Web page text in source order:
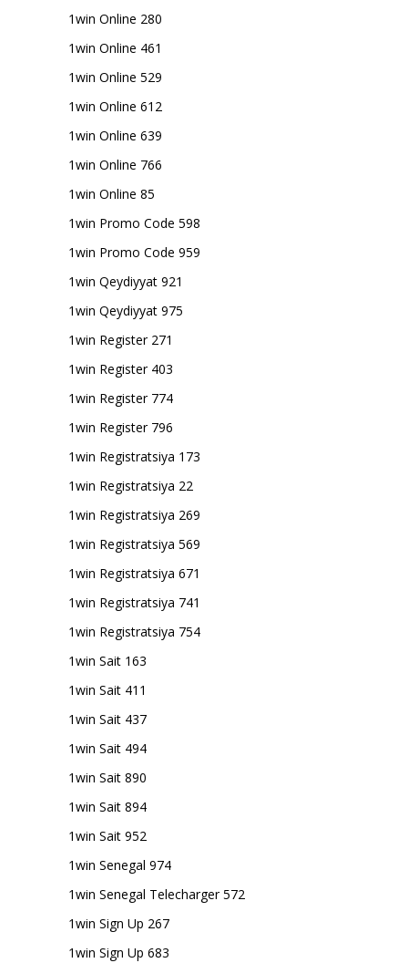
1win Online 280
1win Online 461
1win Online 529
1win Online 612
1win Online 639
1win Online 766
1win Online 85
1win Promo Code 598
1win Promo Code 959
1win Qeydiyyat 921
1win Qeydiyyat 975
1win Register 271
1win Register 403
1win Register 774
1win Register 796
1win Registratsiya 173
1win Registratsiya 22
1win Registratsiya 269
1win Registratsiya 569
1win Registratsiya 671
1win Registratsiya 741
1win Registratsiya 754
1win Sait 163
1win Sait 411
1win Sait 437
1win Sait 494
1win Sait 890
1win Sait 894
1win Sait 952
1win Senegal 974
1win Senegal Telecharger 572
1win Sign Up 267
1win Sign Up 683